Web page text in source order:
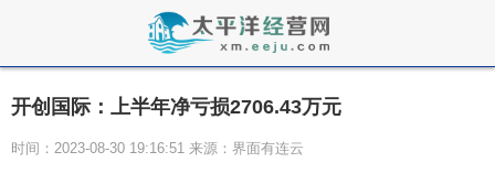
开创国际：上半年净亏损2706.43万元
时间：2023-08-30 19:16:51 来源：界面有连云